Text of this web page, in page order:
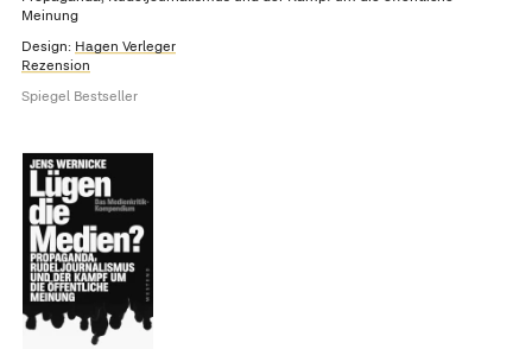
Meinung
Design: Hagen Verleger
Rezension
Spiegel Bestseller